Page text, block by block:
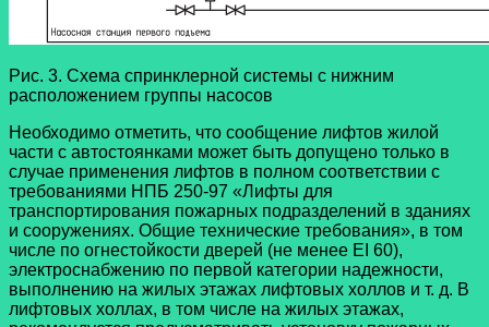
Рис. 3. Схема спринклерной системы с нижним
расположением группы насосов
Необходимо отметить, что сообщение лифтов жилой
части с автостоянками может быть допущено только в
случае применения лифтов в полном соответствии с
требованиями НПБ 250-97 «Лифты для
транспортирования пожарных подразделений в зданиях
и сооружениях. Общие технические требования», в том
числе по огнестойкости дверей (не менее EI 60),
электроснабжению по первой категории надежности,
выполнению на жилых этажах лифтовых холлов и т. д. В
лифтовых холлах, в том числе на жилых этажах,